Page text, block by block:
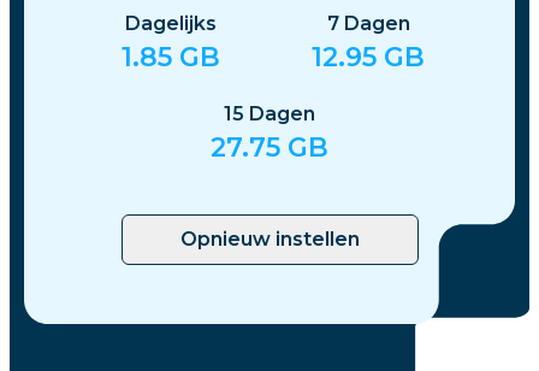
Dagelijks
1.85 GB
7 Dagen
12.95 GB
15 Dagen
27.75 GB
Opnieuw instellen